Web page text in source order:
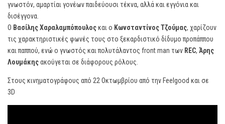
γνωστόν, αμαρτίαι γονέων παιδεύουσι τέκνα, αλλά και εγγόνια και
δισέγγονα.
Ο Βασίλης Χαραλαμπόπουλοςκαι ο Κωνσταντίνος Τζούμας, χαρίζουν
τις χαρακτηριστικές φωνές τους στο ξεκαρδιστικό δίδυμο προπάππου
και παππού, ενώ ο γνωστός και πολυτάλαντος front man των REC, Άρης
Λουμάκηςακούγεται σε διάφορους ρόλους.
Στους κινηματογράφους από 22 Οκτωμβρίου από την Feelgood και σε
3D